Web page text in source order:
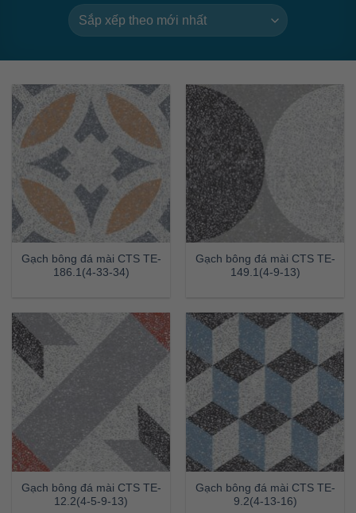
Gạch bông đá mài CTS TE-
186.1(4-33-34)
Gạch bông đá mài CTS TE-
149.1(4-9-13)
Gạch bông đá mài CTS TE-
12.2(4-5-9-13)
Gạch bông đá mài CTS TE-
9.2(4-13-16)